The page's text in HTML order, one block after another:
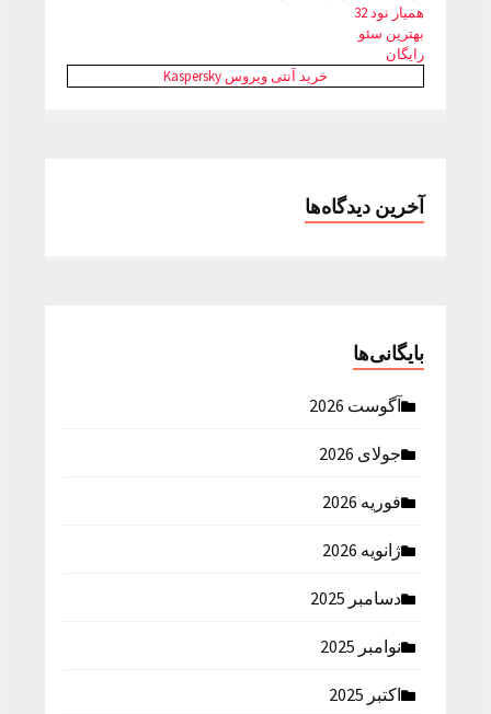
همیار نود 32
بهترین سئو
رایگان
خرید آنتی ویروس Kaspersky
آخرین دیدگاه‌ها
بایگانی‌ها
آگوست 2026
جولای 2026
فوریه 2026
ژانویه 2026
دسامبر 2025
نوامبر 2025
اکتبر 2025